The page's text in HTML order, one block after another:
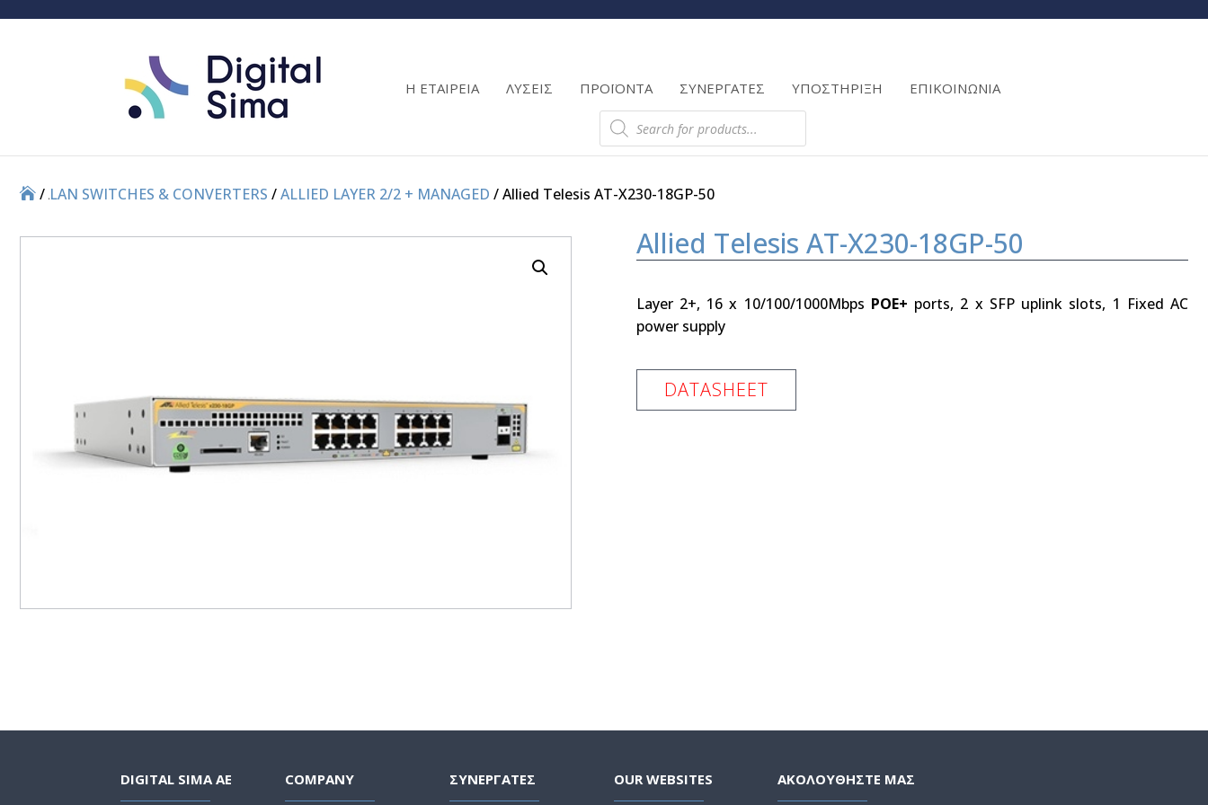
Η ΕΤΑΙΡΕΙΑ ΛΥΣΕΙΣ ΠΡΟΪΟΝΤΑ ΣΥΝΕΡΓΑΤΕΣ ΥΠΟΣΤΗΡΙΞΗ ΕΠΙΚΟΙΝΩΝΙΑ
Products
search
Products
//LAN SWITCHES & CONVERTERS /ALLIED LAYER 2/2 + MANAGED / Allied Telesis AT-X230-18GP-50
Allied Telesis AT-X230-18GP-50
Layer 2+, 16 x 10/100/1000Mbps POE+ ports, 2 x SFP uplink slots, 1 Fixed AC
power supply
DATASHEET
DIGITAL SIMA AE COMPANY ΣΥΝΕΡΓΑΤΕΣ OUR WEBSITES ΑΚΟΛΟΥΘΗΣΤΕ ΜΑΣ